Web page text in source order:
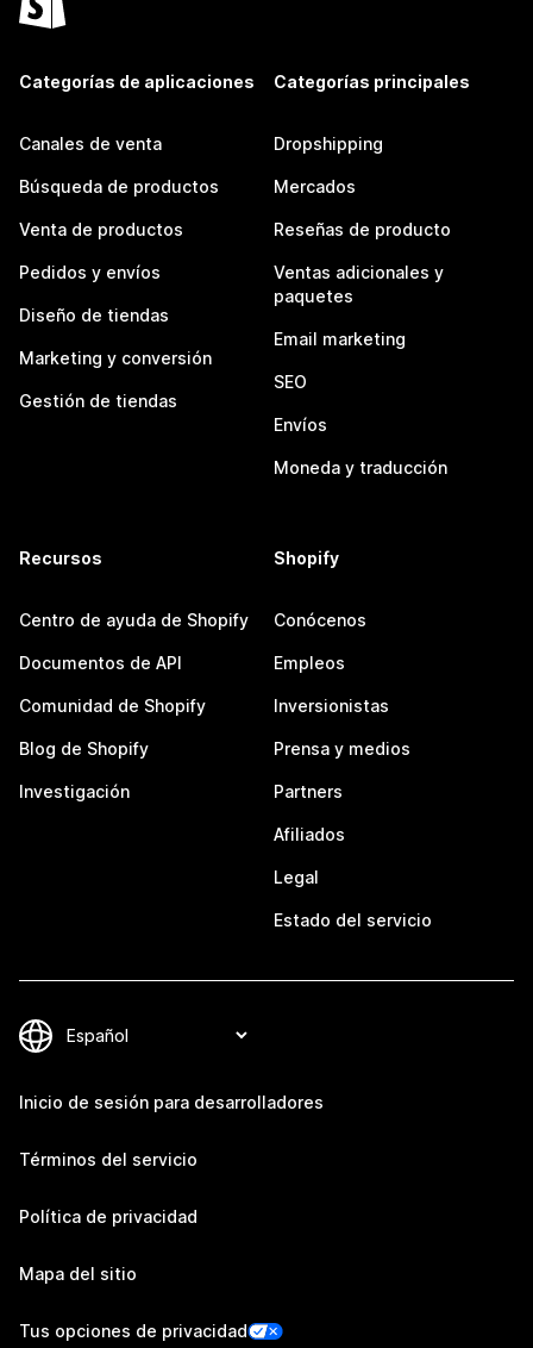
Categorías de aplicaciones
Canales de venta
Búsqueda de productos
Venta de productos
Pedidos y envíos
Diseño de tiendas
Marketing y conversión
Gestión de tiendas
Categorías principales
Dropshipping
Mercados
Reseñas de producto
Ventas adicionales y
paquetes
Email marketing
SEO
Envíos
Moneda y traducción
Recursos
Centro de ayuda de Shopify
Documentos de API
Comunidad de Shopify
Blog de Shopify
Investigación
Shopify
Conócenos
Empleos
Inversionistas
Prensa y medios
Partners
Afiliados
Legal
Estado del servicio
Inicio de sesión para desarrolladores
Términos del servicio
Política de privacidad
Mapa del sitio
Tus opciones de privacidad